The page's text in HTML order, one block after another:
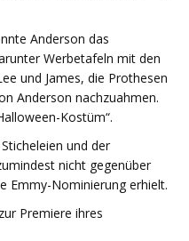
Anderson das
Werbetafeln mit den
und James, die Prothesen
Anderson nachzuahmen.
Kostüm“.
und der
nicht gegenüber
Emmy-Nominierung erhielt.
Premiere ihres